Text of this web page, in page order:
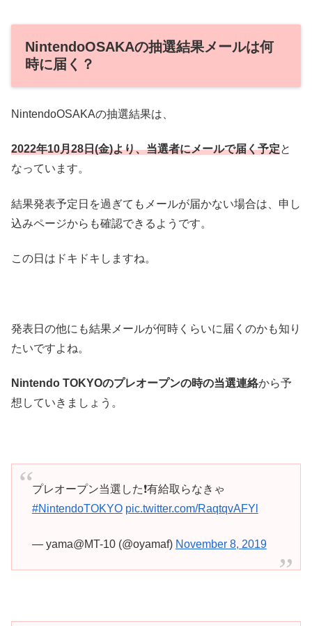
NintendoOSAKAの抽選結果メールは何
時に届く？
NintendoOSAKAの抽選結果は、
2022年10月28日(金)より、当選者にメールで届く予定と
なっています。
結果発表予定日を過ぎてもメールが届かない場合は、申し
込みページからも確認できるようです。
この日はドキドキしますね。
発表日の他にも結果メールが何時くらいに届くのかも知り
たいですよね。
Nintendo TOKYOのプレオープンの時の当選連絡から予
想していきましょう。
プレオープン当選した❗有給取らなきゃ
#NintendoTOKYO pic.twitter.com/RaqtqvAFYl
— yama@MT-10 (@oyamaf) November 8, 2019